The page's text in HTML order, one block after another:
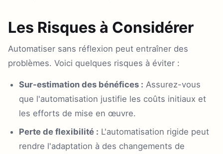
Les Risques à Considérer
Automatiser sans réflexion peut entraîner des
problèmes. Voici quelques risques à éviter :
Sur-estimation des bénéfices : Assurez-vous
que l'automatisation justifie les coûts initiaux et
les efforts de mise en œuvre.
Perte de flexibilité : L'automatisation rigide peut
rendre l'adaptation à des changements de